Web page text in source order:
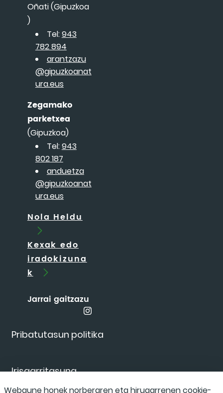
Pribatutasun politika
Irisgarritasuna
Oñati (Gipuzkoa
)
Tel:943
782 894
arantzazu
@gipuzkoanat
ura.eus
Zegamako
parketxea
(Gipuzkoa)
Tel:943
802 187
anduetza
@gipuzkoanat
ura.eus
Nola Heldu
Kexak edo
iradokizuna
k
Jarrai gaitzazu
Webgune honek norberaren eta hirugarrenen cookie-